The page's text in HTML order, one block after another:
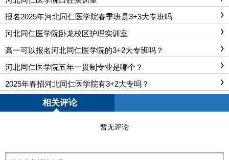
报名2025年河北同仁医学院春季班是3+3大专班吗
河北同仁医学院卧龙校区护理实训室
高一可以报名河北同仁医学院的3+2大专班吗？
河北同仁医学院五年一贯制专业是哪个？
2025年春招河北同仁医学院有3+2大专吗？
相关评论
暂无评论